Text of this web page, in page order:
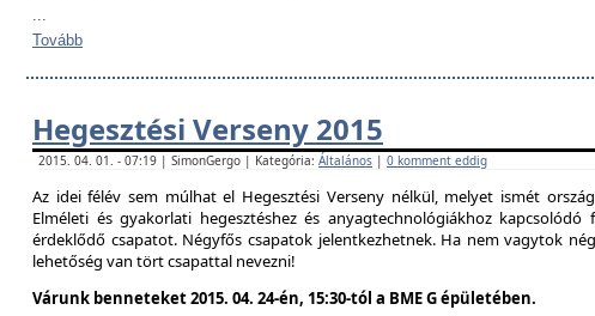
...
Tovább
Hegesztési Verseny 2015
2015. 04. 01. - 07:19 | SimonGergo | Kategória: Általános | 0 komment eddig
Az idei félév sem múlhat el Hegesztési Verseny nélkül, melyet ismét
Elméleti és gyakorlati hegesztéshez és anyagtechnológiákhoz
érdeklődő csapatot. Négyfős csapatok jelentkezhetnek. Ha nem vagytok
lehetőség van tört csapattal nevezni!
Várunk benneteket 2015. 04. 24-én, 15:30-tól a BME G épületében.